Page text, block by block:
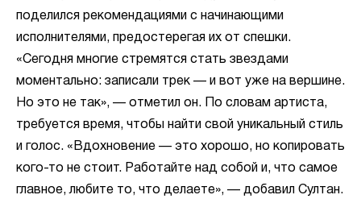
поделился рекомендациями с начинающими
исполнителями, предостерегая их от спешки.
«Сегодня многие стремятся стать звездами
моментально: записали трек — и вот уже на вершине.
Но это не так», — отметил он. По словам артиста,
требуется время, чтобы найти свой уникальный стиль
и голос. «Вдохновение — это хорошо, но копировать
кого-то не стоит. Работайте над собой и, что самое
главное, любите то, что делаете», — добавил Султан.